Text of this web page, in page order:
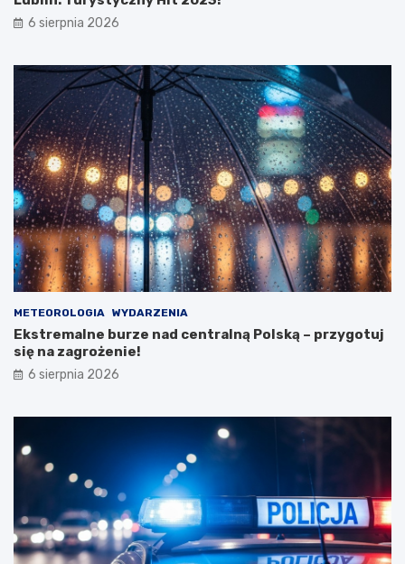
6
r
w
i
r
p
u
s
t
o
s
t
a
n
u
6 sierpnia 2026
METEOROLOGIA WYDARZENIA
Ekstremalne burze nad centralną Polską – przygotuj
się na zagrożenie!
6 sierpnia 2026